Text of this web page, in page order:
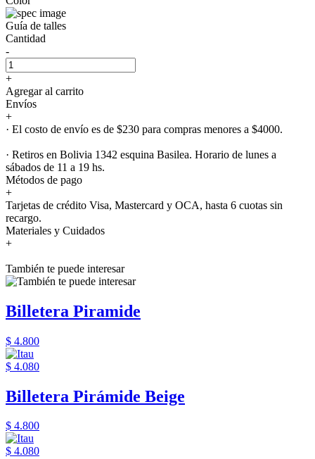
Guía de talles
Cantidad
-
+
Agregar al carrito
Envíos
+
· El costo de envío es de $230 para compras menores a $4000.
· Retiros en Bolivia 1342 esquina Basilea. Horario de lunes a
sábados de 11 a 19 hs.
Métodos de pago
+
Tarjetas de crédito Visa, Mastercard y OCA, hasta 6 cuotas sin
recargo.
Materiales y Cuidados
+
También te puede interesar
Billetera Piramide
$ 4.800
$ 4.080
Billetera Pirámide Beige
$ 4.800
$ 4.080